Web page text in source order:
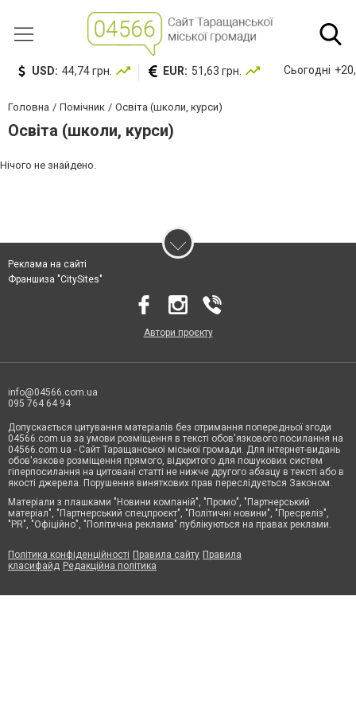
USD: 44,74 грн. EUR: 51,63 грн. Сьогодні
Головна Помічник Освіта (школи, курси)
Освіта (школи, курси)
Нічого не знайдено.
Реклама на сайті
Франшиза "CitySites"
Автори проєкту
info@04566.com.ua
095 764 64 94
Допускається цитування матеріалів без отримання попередньої згоди
04566.com.ua за умови розміщення в тексті обов'язкового посилання на
04566.com.ua - Cайт Таращанської міської громади. Для інтернет-видань
обов'язкове розміщення прямого, відкритого для пошукових систем
гіперпосилання на цитовані статті не нижче другого абзацу в тексті або в
якості джерела. Порушення виняткових прав переслідується Законом.
Матеріали з плашками "Новини компаній", "Промо", "Партнерський
матеріал", "Партнерський спецпроєкт", "Політичні новини", "Пресреліз",
"PR", "Офіційно", "Політична реклама" публікуються на правах реклами.
Політика конфіденційності Правила сайту Правила
класифайд Редакційна політика